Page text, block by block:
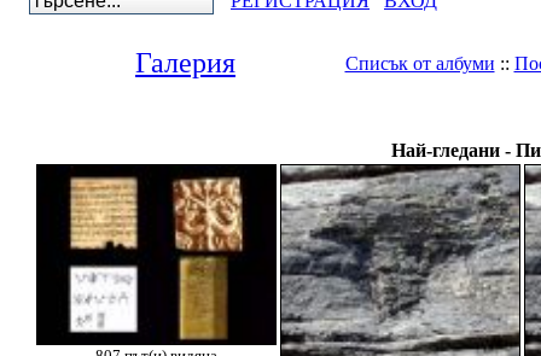
Галерия Списък от албуми ::
Най-гледани -